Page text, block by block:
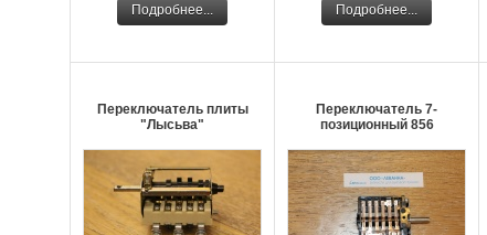
Подробнее... Подробнее...
Переключатель плиты
"Лысьва"
Переключатель 7-
позиционный 856